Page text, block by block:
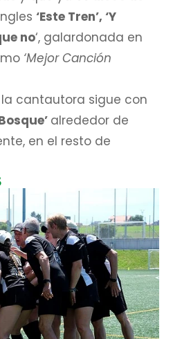
‘Este Tren’, ‘Y
no‘, galardonada en
‘Mejor Canción
cantautora sigue con
alrededor de
en el resto de